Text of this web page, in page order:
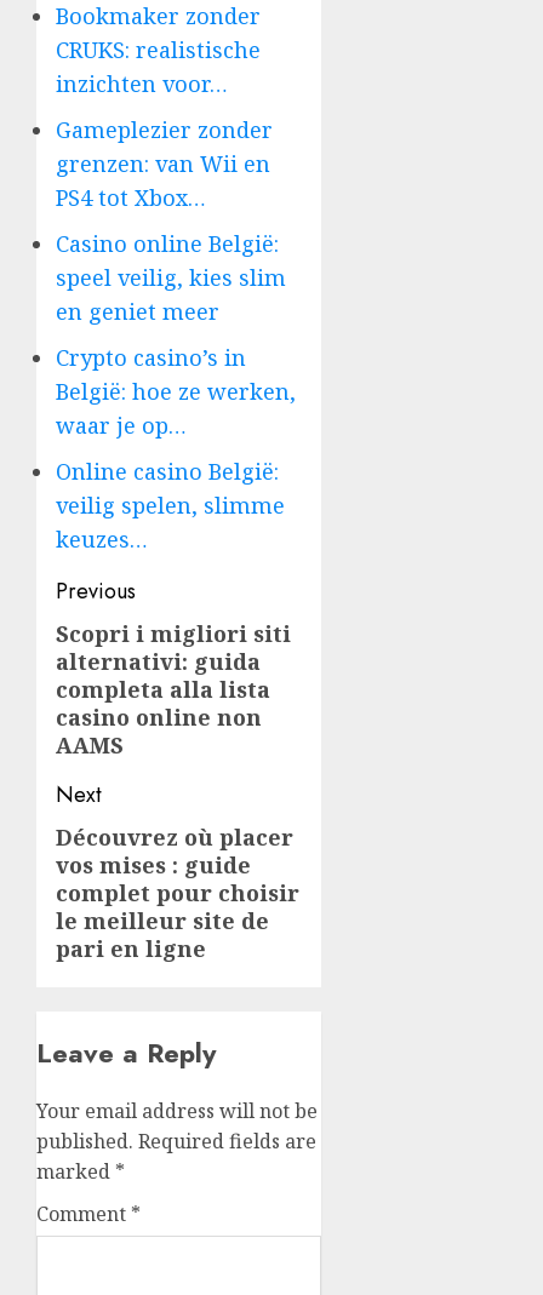
Bookmaker zonder
CRUKS: realistische
inzichten voor…
Gameplezier zonder
grenzen: van Wii en
PS4 tot Xbox…
Casino online België:
speel veilig, kies slim
en geniet meer
Crypto casino’s in
België: hoe ze werken,
waar je op…
Online casino België:
veilig spelen, slimme
keuzes…
Post
navigation
Previous
Previous
post:
Scopri i migliori siti
alternativi: guida
completa alla lista
casino online non
AAMS
Next
Next
post:
Découvrez où placer
vos mises : guide
complet pour choisir
le meilleur site de
pari en ligne
Leave a Reply
Your email address will not be
published. Required fields are
marked *
Comment *